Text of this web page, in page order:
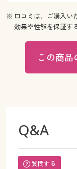
※ 口コミは、ご購入い
効果や性能を保証す
この商品
Q&A
質問する